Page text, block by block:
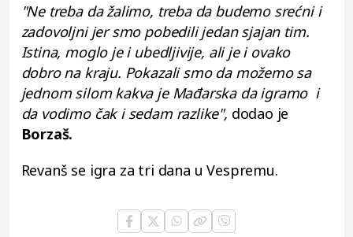
"Ne treba da žalimo, treba da budemo srećni i
zadovoljni jer smo pobedili jedan sjajan tim.
Istina, moglo je i ubedljivije, ali je i ovako
dobro na kraju. Pokazali smo da možemo sa
jednom silom kakva je Mađarska da igramo i
da vodimo čak i sedam razlike", dodao je
Borzaš.
Revanš se igra za tri dana u Vespremu.